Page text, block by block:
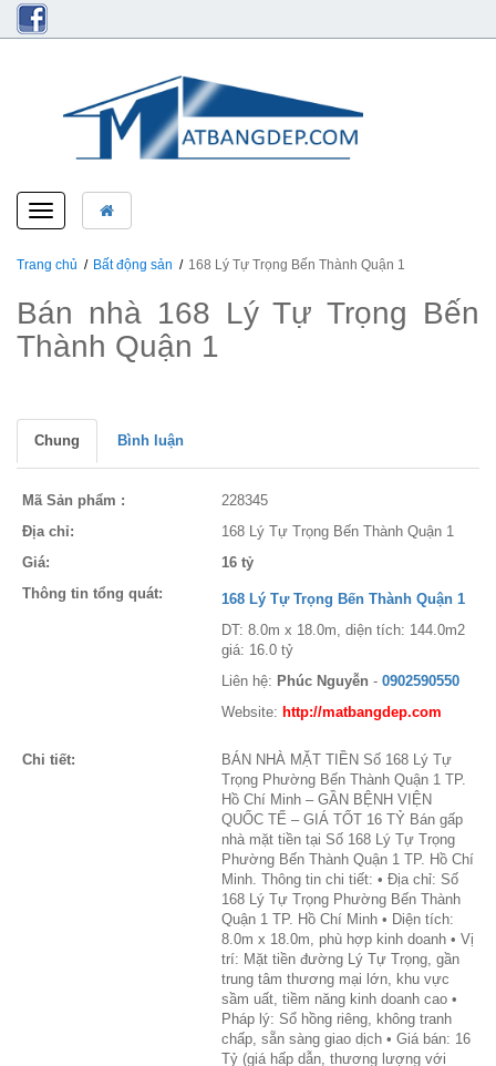
Toggle
navigation
Trang chủ Bất động sản 168 Lý Tự Trọng Bến Thành Quận 1
Bán nhà 168 Lý Tự Trọng Bến
Thành Quận 1
Chung Bình luận
Mã Sản phẩm :
228345
Địa chỉ:
168 Lý Tự Trọng Bến Thành Quận 1
Giá:
16 tỷ
Thông tin tổng quát:
168 Lý Tự Trọng Bến Thành Quận 1
DT: 8.0m x 18.0m, diện tích: 144.0m2
giá: 16.0 tỷ
Liên hệ: Phúc Nguyễn - 0902590550
Website: http://matbangdep.com
Chi tiết:
BÁN NHÀ MẶT TIỀN Số 168 Lý Tự
Trọng Phường Bến Thành Quận 1 TP.
Hồ Chí Minh – GẦN BỆNH VIỆN
QUỐC TẾ – GIÁ TỐT 16 TỶ Bán gấp
nhà mặt tiền tại Số 168 Lý Tự Trọng
Phường Bến Thành Quận 1 TP. Hồ Chí
Minh. Thông tin chi tiết: • Địa chỉ: Số
168 Lý Tự Trọng Phường Bến Thành
Quận 1 TP. Hồ Chí Minh • Diện tích:
8.0m x 18.0m, phù hợp kinh doanh • Vị
trí: Mặt tiền đường Lý Tự Trọng, gần
trung tâm thương mại lớn, khu vực
sầm uất, tiềm năng kinh doanh cao •
Pháp lý: Sổ hồng riêng, không tranh
chấp, sẵn sàng giao dịch • Giá bán: 16
Tỷ (giá hấp dẫn, thương lượng với